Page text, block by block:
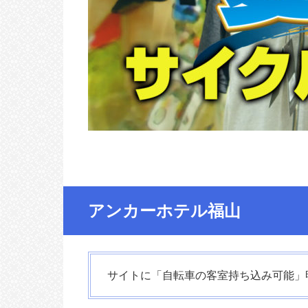
アンカーホテル福山
サイトに「自転車の客室持ち込み可能」